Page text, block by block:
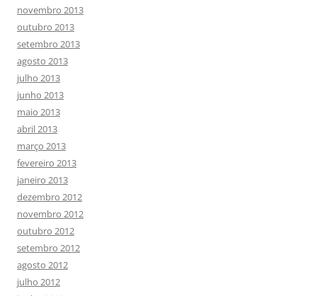
novembro 2013
outubro 2013
setembro 2013
agosto 2013
julho 2013
junho 2013
maio 2013
abril 2013
março 2013
fevereiro 2013
janeiro 2013
dezembro 2012
novembro 2012
outubro 2012
setembro 2012
agosto 2012
julho 2012